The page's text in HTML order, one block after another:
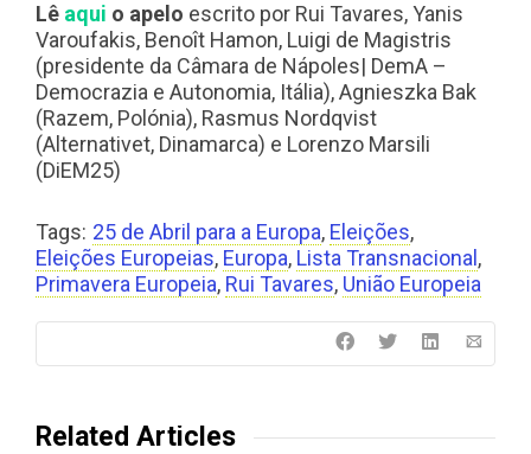
Lê aqui o apelo escrito por Rui Tavares, Yanis
Varoufakis, Benoît Hamon, Luigi de Magistris
(presidente da Câmara de Nápoles| DemA –
Democrazia e Autonomia, Itália), Agnieszka Bak
(Razem, Polónia), Rasmus Nordqvist
(Alternativet, Dinamarca) e Lorenzo Marsili
(DiEM25)
Tags: 25 de Abril para a Europa, Eleições,
Eleições Europeias, Europa, Lista Transnacional ,
Primavera Europeia, Rui Tavares, União Europeia
Related Articles